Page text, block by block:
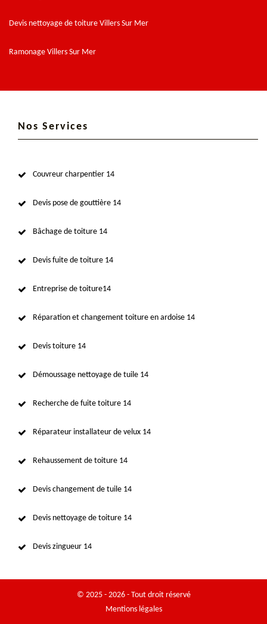
Devis nettoyage de toiture Villers Sur Mer
Ramonage Villers Sur Mer
Nos Services
Couvreur charpentier 14
Devis pose de gouttière 14
Bâchage de toiture 14
Devis fuite de toiture 14
Entreprise de toiture14
Réparation et changement toiture en ardoise 14
Devis toiture 14
Démoussage nettoyage de tuile 14
Recherche de fuite toiture 14
Réparateur installateur de velux 14
Rehaussement de toiture 14
Devis changement de tuile 14
Devis nettoyage de toiture 14
Devis zingueur 14
© 2025 - 2026 - Tout droit réservé
Mentions légales